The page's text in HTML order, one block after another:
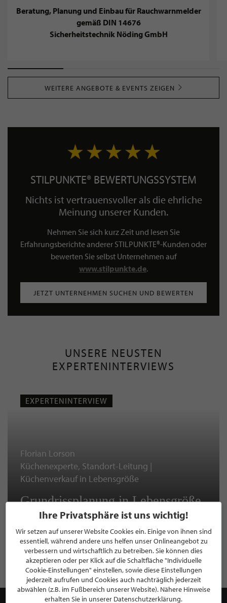
Beratung, Planung und Einbau für Rauchwarnmelder
gemäß DIN 14676
Sicherheitstechnik Nöding GmbH
WEITERE ANGEBOTE & EVENTS ZEIGEN
STILPUNKTE® BEWERTUNGSSYSTEM
Nichts ist vertrauensvoller als die ehrliche
Meinung unserer Kunden.
Nehmen Sie sich kurz Zeit und lesen Sie
Erfahrungsberichte anderer STILPUNKTE®-Kunden oder
bewerten Sie selbst Unternehmen auf
www.stilpunkte.de.
JETZT UNTERNEHMEN SUCHEN UND BEWERTEN
UNSERE NEUSTEN
EXPERTENINTERVIEWS
EXPERTENINTERVIEW
Florian Lorson
Küchenexperte, Standort-Leitung |
Küchenverkauf in Lebensgröße
Grundrissplanung in Lebensgröße
WEITERE EXPERTENINTERVIEWS LESEN
Ihre Privatsphäre ist uns wichtig!
Wir setzen auf unserer Website Cookies ein. Einige von ihnen sind
essentiell, während andere uns helfen unser Onlineangebot zu
verbessern und wirtschaftlich zu betreiben. Sie können dies
akzeptieren oder per Klick auf die Schaltfläche "Individuelle
Cookie-Einstellungen" einstellen, sowie diese Einstellungen
jederzeit aufrufen und Cookies auch nachträglich jederzeit
abwählen (z.B. im Fußbereich unserer Website). Nähere Hinweise
erhalten Sie in unserer Datenschutzerklärung.